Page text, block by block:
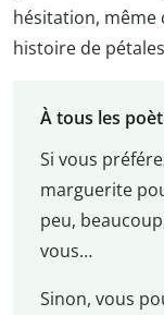
hésitation, même
histoire de
À tous les
Si vous
marguerite
peu,
vous…
Sinon, vous